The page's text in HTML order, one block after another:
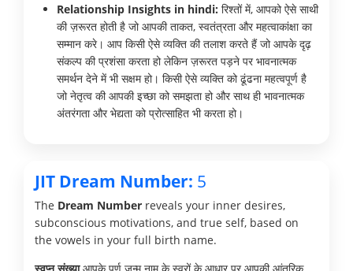
Relationship Insights in hindi: रिश्तों में, आपको ऐसे साथी
की ज़रूरत होती है जो आपकी ताकत, स्वतंत्रता और महत्वाकांक्षा का
सम्मान करे। आप किसी ऐसे व्यक्ति की तलाश करते हैं जो आपके दृढ़
संकल्प की प्रशंसा करता हो लेकिन ज़रूरत पड़ने पर भावनात्मक
समर्थन देने में भी सक्षम हो। किसी ऐसे व्यक्ति को ढूंढना महत्वपूर्ण है
जो नेतृत्व की आपकी इच्छा को समझता हो और साथ ही भावनात्मक
अंतरंगता और भेद्यता को प्रोत्साहित भी करता हो।
JIT Dream Number: 5
The Dream Number reveals your inner desires,
subconscious motivations, and true self, based on
the vowels in your full birth name.